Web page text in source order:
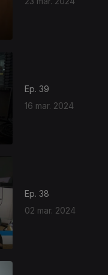
Ep. 39
16 mar. 2024
Ep. 38
02 mar. 2024